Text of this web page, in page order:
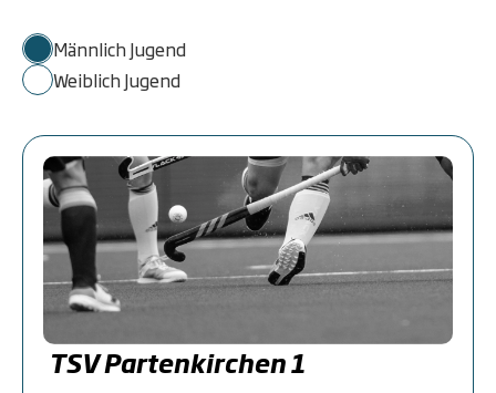
Männlich Jugend
Weiblich Jugend
TSV Partenkirchen 1